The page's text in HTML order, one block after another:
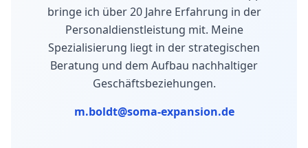
bringe ich über 20 Jahre Erfahrung in der
Personaldienstleistung mit. Meine
Spezialisierung liegt in der strategischen
Beratung und dem Aufbau nachhaltiger
Geschäftsbeziehungen.
m.boldt@soma-expansion.de